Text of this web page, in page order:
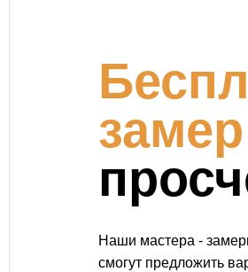
замер
Наши мастера -
смогут предложить